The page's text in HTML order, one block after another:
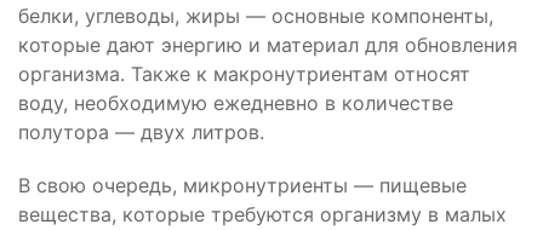
белки, углеводы, жиры — основные компоненты,
которые дают энергию и материал для обновления
организма. Также к макронутриентам относят
воду, необходимую ежедневно в количестве
полутора — двух литров.
В свою очередь, микронутриенты — пищевые
вещества, которые требуются организму в малых